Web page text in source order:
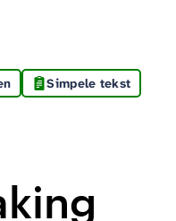
Simpele tekst